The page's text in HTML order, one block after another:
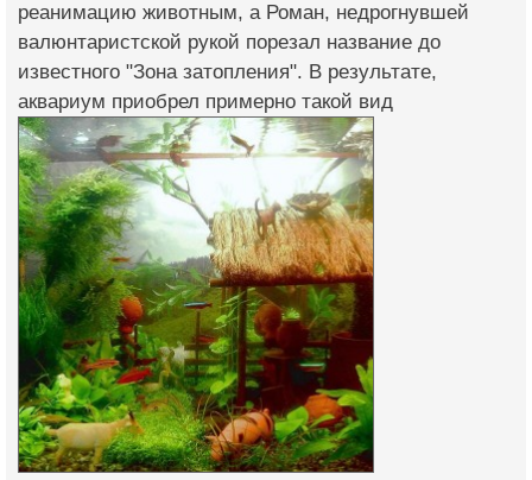
реанимацию животным, а Роман, недрогнувшей
валюнтаристской рукой порезал название до
известного "Зона затопления". В результате,
аквариум приобрел примерно такой вид